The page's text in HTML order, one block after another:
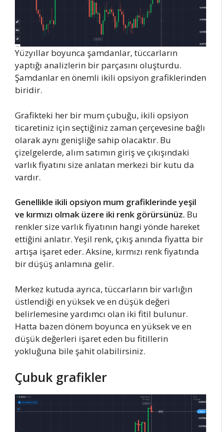
Yüzyıllar boyunca şamdanlar, tüccarların
yaptığı analizlerin bir parçasını oluşturdu.
Şamdanlar en önemli ikili opsiyon grafiklerinden
biridir.
Grafikteki her bir mum çubuğu, ikili opsiyon
ticaretiniz için seçtiğiniz zaman çerçevesine bağlı
olarak aynı genişliğe sahip olacaktır. Bu
çizelgelerde, alım satımın giriş ve çıkışındaki
varlık fiyatını size anlatan merkezi bir kutu da
vardır.
Genellikle ikili opsiyon mum grafiklerinde yeşil
ve kırmızı olmak üzere iki renk görürsünüz. Bu
renkler size varlık fiyatının hangi yönde hareket
ettiğini anlatır. Yeşil renk, çıkış anında fiyatta bir
artışa işaret eder. Aksine, kırmızı renk fiyatında
bir düşüş anlamına gelir.
Merkez kutuda ayrıca, tüccarların bir varlığın
üstlendiği en yüksek ve en düşük değeri
belirlemesine yardımcı olan iki fitil bulunur.
Hatta bazen dönem boyunca en yüksek ve en
düşük değerleri işaret eden bu fitillerin
yokluğuna bile şahit olabilirsiniz.
Çubuk grafikler